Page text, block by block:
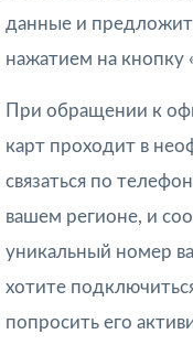
данные и предложит
нажатием на кнопку
При обращении к
карт проходит в
связаться по
вашем регионе, и
уникальный номер
хотите
попросить его